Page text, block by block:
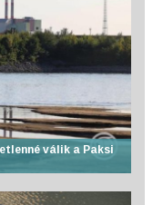
válik a Paksi